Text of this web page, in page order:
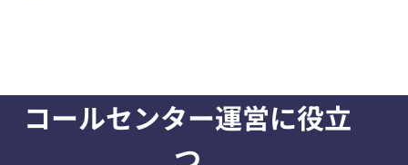
コールセンター運営に役立